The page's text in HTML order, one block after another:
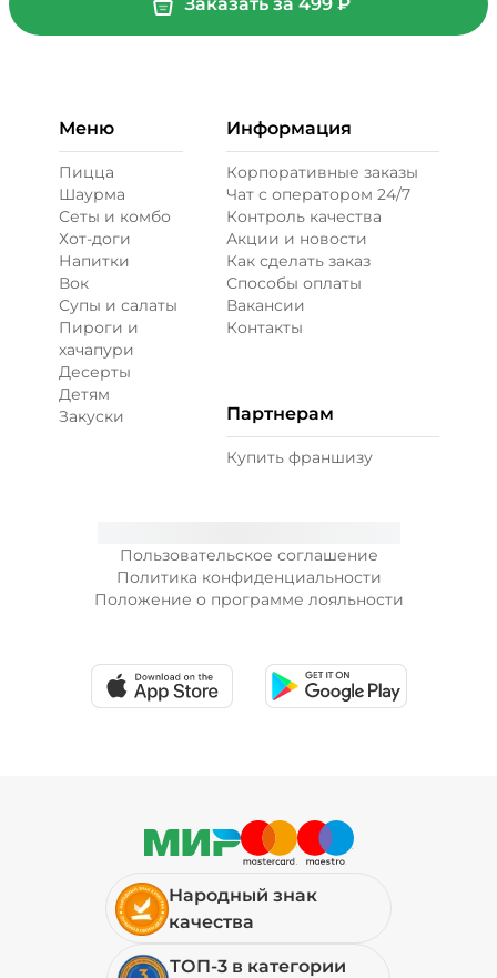
Пользовательское соглашение
Политика конфиденциальности
Положение о программе лояльности
Меню
Пицца
Шаурма
Сеты и комбо
Хот-доги
Напитки
Вок
Супы и салаты
Пироги и
хачапури
Десерты
Детям
Закуски
Информация
Корпоративные заказы
Чат с оператором 24/7
Контроль качества
Акции и новости
Как сделать заказ
Способы оплаты
Вакансии
Контакты
Партнерам
Купить франшизу
Народный знак
качества
ТОП-3 в категории